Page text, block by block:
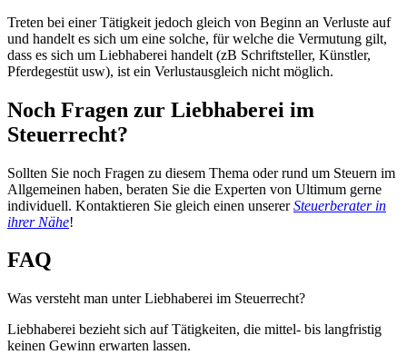
Treten bei einer Tätigkeit jedoch gleich von Beginn an Verluste auf
und handelt es sich um eine solche, für welche die Vermutung gilt,
dass es sich um Liebhaberei handelt (zB Schriftsteller, Künstler,
Pferdegestüt usw), ist ein Verlustausgleich nicht möglich.
Noch Fragen zur Liebhaberei im
Steuerrecht?
Sollten Sie noch Fragen zu diesem Thema oder rund um Steuern im
Allgemeinen haben, beraten Sie die Experten von Ultimum gerne
individuell. Kontaktieren Sie gleich einen unsererSteuerberater in
ihrer Nähe!
FAQ
Was versteht man unter Liebhaberei im Steuerrecht?
Liebhaberei bezieht sich auf Tätigkeiten, die mittel- bis langfristig
keinen Gewinn erwarten lassen.